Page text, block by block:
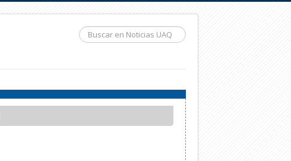
Buscar...